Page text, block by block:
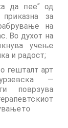
да пее“ од
за
на
Во духот на
учење
и радост;
гешталт арт
—
поврзува